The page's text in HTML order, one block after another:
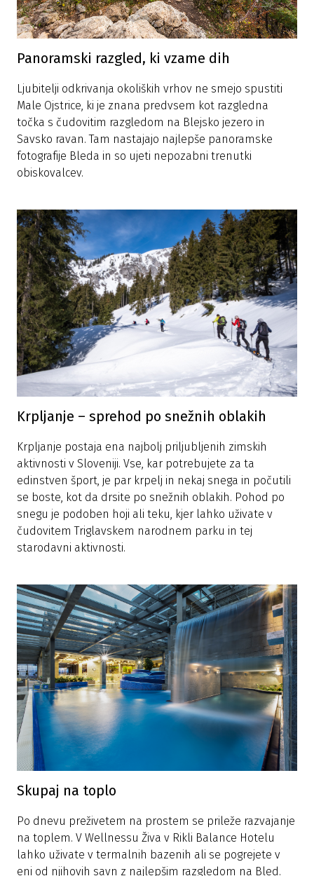
Panoramski razgled, ki vzame dih
Ljubitelji odkrivanja okoliških vrhov ne smejo spustiti
Male Ojstrice, ki je znana predvsem kot razgledna
točka s čudovitim razgledom na Blejsko jezero in
Savsko ravan. Tam nastajajo najlepše panoramske
fotografije Bleda in so ujeti nepozabni trenutki
obiskovalcev.
Krpljanje – sprehod po snežnih oblakih
Krpljanje postaja ena najbolj priljubljenih zimskih
aktivnosti v Sloveniji. Vse, kar potrebujete za ta
edinstven šport, je par krpelj in nekaj snega in počutili
se boste, kot da drsite po snežnih oblakih. Pohod po
snegu je podoben hoji ali teku, kjer lahko uživate v
čudovitem Triglavskem narodnem parku in tej
starodavni aktivnosti.
Skupaj na toplo
Po dnevu preživetem na prostem se prileže razvajanje
na toplem. V Wellnessu Živa v Rikli Balance Hotelu
lahko uživate v termalnih bazenih ali se pogrejete v
eni od njihovih savn z najlepšim razgledom na Bled.